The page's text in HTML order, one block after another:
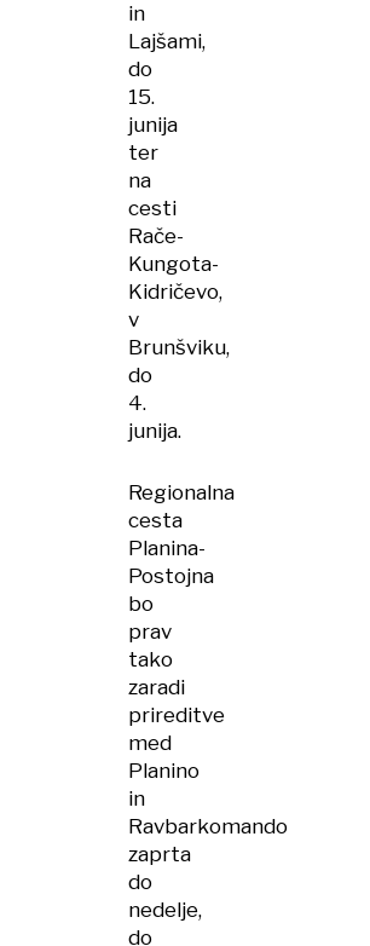
in
Lajšami,
do
15.
junija
ter
na
cesti
Rače-
Kungota-
Kidričevo,
v
Brunšviku,
do
4.
junija.
Regionalna
cesta
Planina-
Postojna
bo
prav
tako
zaradi
prireditve
med
Planino
in
Ravbarkomando
zaprta
do
nedelje,
do